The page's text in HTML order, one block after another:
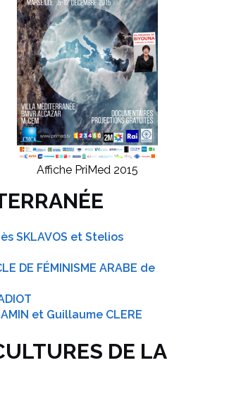
Affiche PriMed 2015
SKLAVOS et Stelios
DE FÉMINISME ARABE de
et Guillaume CLERE
DE LA